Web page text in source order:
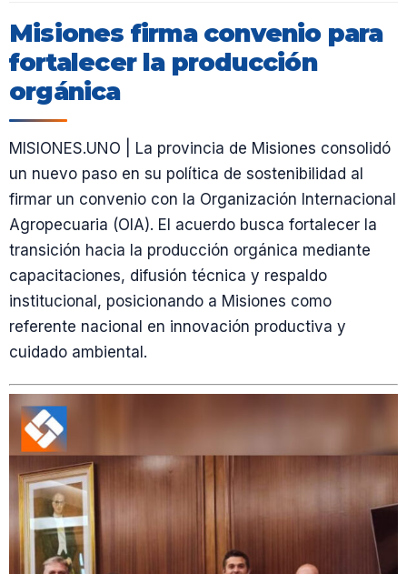
Misiones firma convenio para
fortalecer la producción
orgánica
MISIONES.UNO | La provincia de Misiones consolidó
un nuevo paso en su política de sostenibilidad al
firmar un convenio con la Organización Internacional
Agropecuaria (OIA). El acuerdo busca fortalecer la
transición hacia la producción orgánica mediante
capacitaciones, difusión técnica y respaldo
institucional, posicionando a Misiones como
referente nacional en innovación productiva y
cuidado ambiental.